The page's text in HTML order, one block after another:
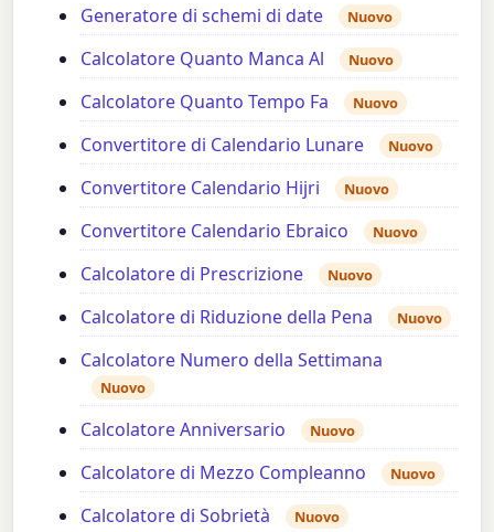
Generatore di schemi di date Nuovo
Calcolatore Quanto Manca Al Nuovo
Calcolatore Quanto Tempo Fa Nuovo
Convertitore di Calendario Lunare Nuovo
Convertitore Calendario Hijri Nuovo
Convertitore Calendario Ebraico Nuovo
Calcolatore di Prescrizione Nuovo
Calcolatore di Riduzione della Pena Nuovo
Calcolatore Numero della Settimana
Nuovo
Calcolatore Anniversario Nuovo
Calcolatore di Mezzo Compleanno Nuovo
Calcolatore di Sobrietà Nuovo